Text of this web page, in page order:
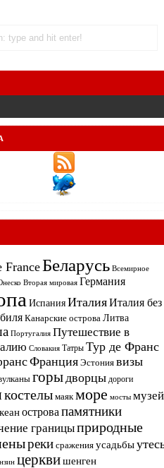
France Беларусь Всемирное
Вторая мировая Германия
ИспанияИталияИталия без
Канарские острова Литва
Португалия Путешествие в
Словакия Татры Тур де Франс
Франция Эстония визы
горыдворцы дороги
костелы маяк море мосты музей
острова памятники
границыприродные
реки сражения усадьбы
церквишенген